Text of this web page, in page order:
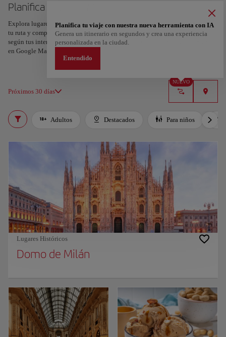
Planifica tu viaje a Milán
Explora lugares, experiencias y marca con el corazón tus favoritos para crear
tu ruta y compartirla. ¿Quieres más ideas? Obtén un itinerario personalizado
según tus intereses y la duración de tu viaje: en sólo dos pasos y descargable
en Google Maps.
Próximos 30 días
NUEVO
Planifica tu viaje con nuestra nueva herramienta con IA
Genera un itinerario en segundos y crea una experiencia
personalizada en la ciudad.
Entendido
Adultos Destacados Para niños
Lugares Históricos
Domo de Milán